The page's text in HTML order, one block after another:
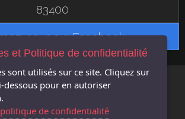
83400
nous sur Facebook
SAADA - UN SITE FLASH EN
|GÉRER LES COOKIES|POLITIQUE DE CONFIDENTIALITÉ
et Politique de confidentialité
sont utilisés sur ce site. Cliquez sur
dessous pour en autoriser
de confidentialité